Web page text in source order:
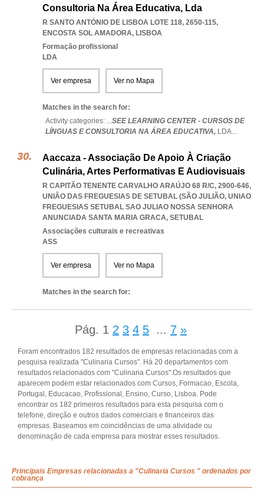
Consultoria Na Área Educativa, Lda
R SANTO ANTÓNIO DE LISBOA LOTE 118, 2650-115,
ENCOSTA SOL AMADORA, LISBOA
Formação profissional
LDA
Ver empresa Ver no Mapa
Matches in the search for:
Activity categories: ...SEE LEARNING CENTER - CURSOS DE
LÍNGUAS E CONSULTORIA NA ÁREA EDUCATIVA, LDA...
Aaccaza - Associação De Apoio À Criação
Culinária, Artes Performativas E Audiovisuais
R CAPITÃO TENENTE CARVALHO ARAÚJO 68 R/C, 2900-646,
UNIÃO DAS FREGUESIAS DE SETUBAL (SÃO JULIÃO, UNIAO
FREGUESIAS SETUBAL SAO JULIAO NOSSA SENHORA
ANUNCIADA SANTA MARIA GRACA, SETUBAL
Associações culturais e recreativas
ASS
Ver empresa Ver no Mapa
Matches in the search for:
Pág. 1 2 3 4 5 ... 7 »
Foram encontrados 182 resultados de empresas relacionadas com a
pesquisa realizada "Culinaria Cursos". Há 20 departamentos com
resultados relacionados com "Culinaria Cursos".Os resultados que
aparecem podem estar relacionados com Cursos, Formacao, Escola,
Portugal, Educacao, Profissional, Ensino, Curso, Lisboa. Pode
encontrar os 182 primeiros resultados para esta pesquisa com o
telefone, direção e outros dados comerciais e financeiros das
empresas. Baseamos em coincidências de uma atividade ou
denominação de cada empresa para mostrar esses resultados.
Principais Empresas relacionadas a "Culinaria Cursos " ordenados por
cobrança